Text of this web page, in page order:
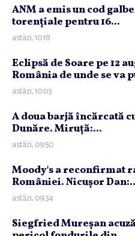
ANM a emis un cod
torenţiale pentru 16...
astăzi, 10:18
Eclipsă de Soare pe 12
România de unde se va
astăzi, 10:03
A doua barjă încărcată
Dunăre. Miruţă:...
astăzi, 09:50
Moody's a reconfirmat
României. Nicuşor
astăzi, 09:34
Siegfried Mureşan